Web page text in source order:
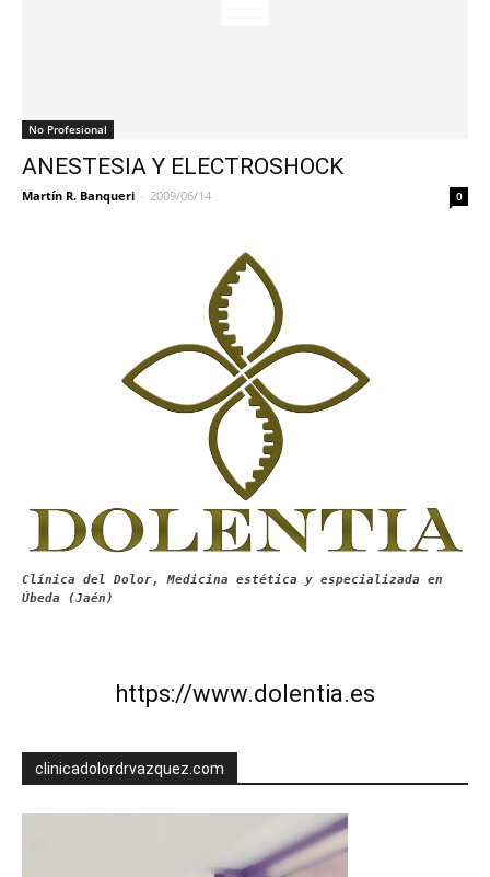
No Profesional
ANESTESIA Y ELECTROSHOCK
Martín R. Banqueri - 2009/06/14 0
Clínica del Dolor, Medicina estética y especializada en
Úbeda (Jaén)
https://www.dolentia.es
clinicadolordrvazquez.com